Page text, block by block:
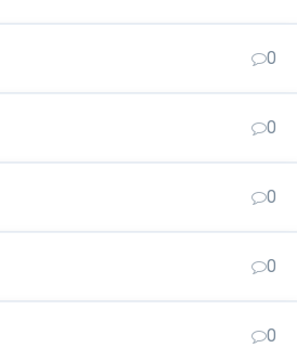
0
0
0
0
0